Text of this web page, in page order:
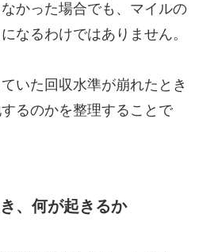
かった場合でも、マイルの
なるわけではありません。
いた回収水準が崩れたとき
るのかを整理することで
、何が起きるか